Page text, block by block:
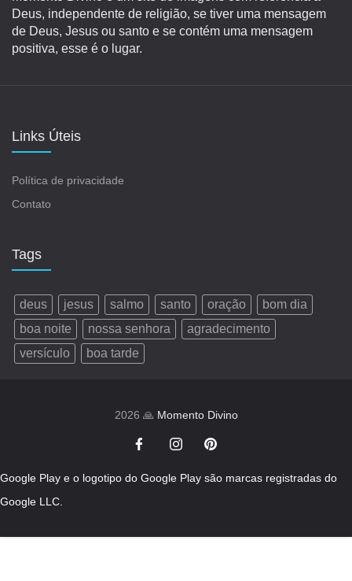
Deus, independente de religião, se tiver uma mensagem
de Deus, Jesus ou santo e se contém uma mensagem
positiva, esse é o lugar.
Links Úteis
Política de privacidade
Contato
Tags
deus jesus salmo santo oração
bom dia
boa noite
nossa senhora
agradecimento
versículo
boa tarde
2026 🙏 Momento Divino
Google Play e o logotipo do Google Play são marcas registradas do
Google LLC.